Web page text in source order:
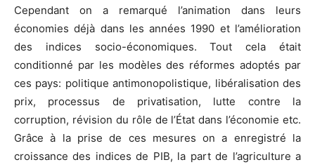
Cependant on a remarqué l’animation dans leurs
économies déjà dans les années 1990 et l’amélioration
des indices socio-économiques. Tout cela était
conditionné par les modèles des réformes adoptés par
ces pays: politique antimonopolistique, libéralisation des
prix, processus de privatisation, lutte contre la
corruption, révision du rôle de l’État dans l’économie etc.
Grâce à la prise de ces mesures on a enregistré la
croissance des indices de PIB, la part de l’agriculture a